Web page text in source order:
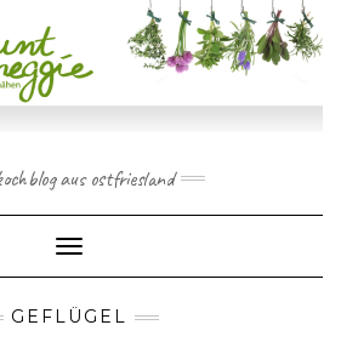
aus ostfriesland
Toggle Navigation
GEFLÜGEL